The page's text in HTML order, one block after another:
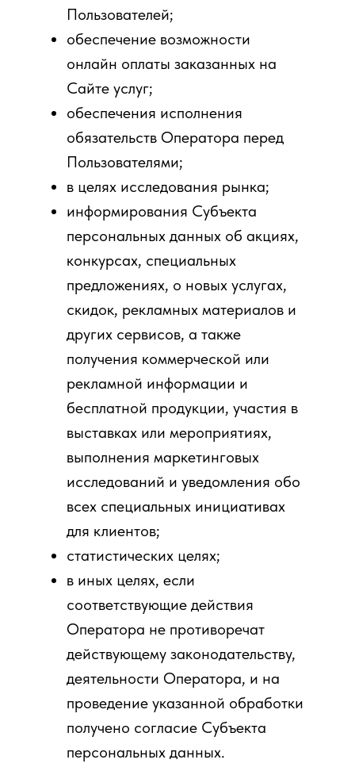
Пользователей;
обеспечение возможности
онлайн оплаты заказанных на
Сайте услуг;
обеспечения исполнения
обязательств Оператора перед
Пользователями;
в целях исследования рынка;
информирования Субъекта
персональных данных об акциях,
конкурсах, специальных
предложениях, о новых услугах,
скидок, рекламных материалов и
других сервисов, а также
получения коммерческой или
рекламной информации и
бесплатной продукции, участия в
выставках или мероприятиях,
выполнения маркетинговых
исследований и уведомления обо
всех специальных инициативах
для клиентов;
статистических целях;
в иных целях, если
соответствующие действия
Оператора не противоречат
действующему законодательству,
деятельности Оператора, и на
проведение указанной обработки
получено согласие Субъекта
персональных данных.